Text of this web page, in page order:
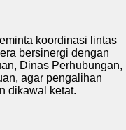
koordinasi lintas
bersinergi dengan
Dinas Perhubungan,
agar pengalihan
dikawal ketat.